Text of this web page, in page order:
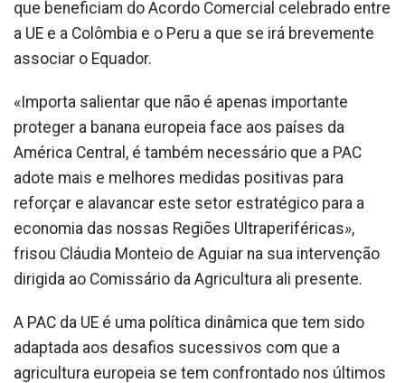
que beneficiam do Acordo Comercial celebrado entre
a UE e a Colômbia e o Peru a que se irá brevemente
associar o Equador.
«Importa salientar que não é apenas importante
proteger a banana europeia face aos países da
América Central, é também necessário que a PAC
adote mais e melhores medidas positivas para
reforçar e alavancar este setor estratégico para a
economia das nossas Regiões Ultraperiféricas»,
frisou Cláudia Monteio de Aguiar na sua intervenção
dirigida ao Comissário da Agricultura ali presente.
A PAC da UE é uma política dinâmica que tem sido
adaptada aos desafios sucessivos com que a
agricultura europeia se tem confrontado nos últimos